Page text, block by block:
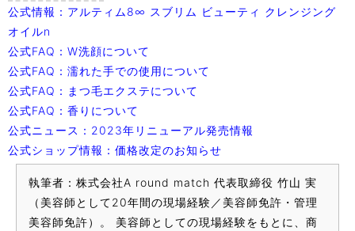
公式情報：アルティム8∞ スブリム ビューティ クレンジング
オイルn
公式FAQ：W洗顔について
公式FAQ：濡れた手での使用について
公式FAQ：まつ毛エクステについて
公式FAQ：香りについて
公式ニュース：2023年リニューアル発売情報
公式ショップ情報：価格改定のお知らせ
執筆者：株式会社A round match 代表取締役 竹山 実
（美容師として20年間の現場経験／美容師免許・管理
美容師免許）。 美容師としての現場経験をもとに、商